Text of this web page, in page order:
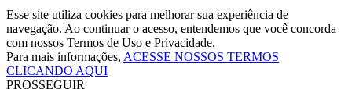
Esse site utiliza cookies para melhorar sua experiência de
navegação. Ao continuar o acesso, entendemos que você concorda
com nossos Termos de Uso e Privacidade.
Para mais informações, ACESSE NOSSOS TERMOS
CLICANDO AQUI
PROSSEGUIR